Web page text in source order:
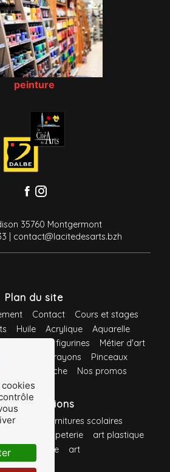
peinture
35760 Montgermont
contact@lacitedesarts.bzh
Plan du site
Contact
Cours et stages
Huile Acrylique
Aquarelle
Maquette et figurines
Métier d'art
Crayons
Pinceaux
d'accroche Nos promos
prestations
fournitures scolaires
papeterie
art plastique
peinture art